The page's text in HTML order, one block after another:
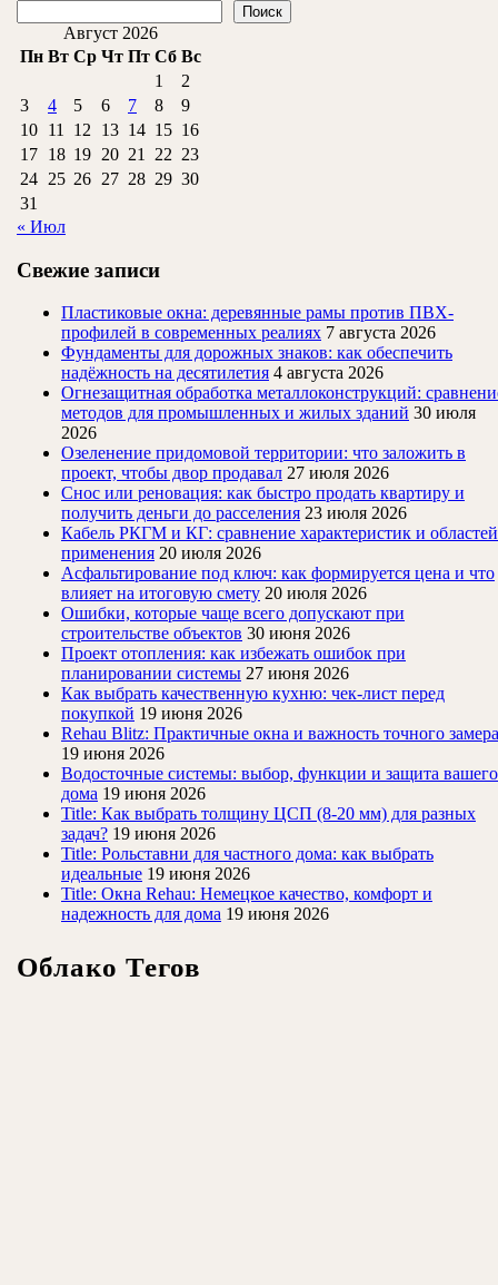
Поиск
Август 2026
Пн Вт Ср Чт Пт Сб Вс
1
2
3
4 5 6 7 8
9
10 11 12 13 14 15 16
17 18 19 20 21 22 23
24 25 26 27 28 29 30
31
« Июл
Свежие записи
Пластиковые окна: деревянные рамы против ПВХ-
профилей в современных реалиях 7 августа 2026
Фундаменты для дорожных знаков: как обеспечить
надёжность на десятилетия 4 августа 2026
Огнезащитная обработка металлоконструкций:
методов для промышленных и жилых зданий 30 июля
2026
Озеленение придомовой территории: что заложить в
проект, чтобы двор продавал 27 июля 2026
Снос или реновация: как быстро продать квартиру и
получить деньги до расселения 23 июля 2026
Кабель РКГМ и КГ: сравнение характеристик и областей
применения 20 июля 2026
Асфальтирование под ключ: как формируется цена и что
влияет на итоговую смету 20 июля 2026
Ошибки, которые чаще всего допускают при
строительстве объектов 30 июня 2026
Проект отопления: как избежать ошибок при
планировании системы 27 июня 2026
Как выбрать качественную кухню: чек-лист перед
покупкой 19 июня 2026
Rehau Blitz: Практичные окна и важность точного замера
19 июня 2026
Водосточные системы: выбор, функции и защита вашего
дома 19 июня 2026
Title: Как выбрать толщину ЦСП (8-20 мм) для разных
задач? 19 июня 2026
Title: Рольставни для частного дома: как выбрать
идеальные 19 июня 2026
Title: Окна Rehau: Немецкое качество, комфорт и
надежность для дома 19 июня 2026
Облако Тегов